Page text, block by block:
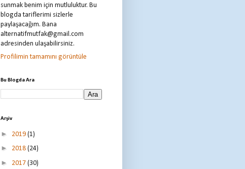
sunmak benim için mutluluktur. Bu
blogda tariflerimi sizlerle
paylaşacağım. Bana
alternatifmutfak@gmail.com
adresinden ulaşabilirsiniz.
Profilimin tamamını görüntüle
Bu Blogda Ara
Arşiv
► 2019 (1)
► 2018 (24)
► 2017 (30)